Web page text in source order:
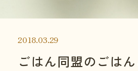
2018.03.29
ごはん同盟のごは